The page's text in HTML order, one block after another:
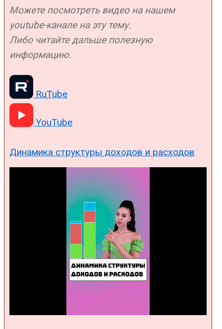
Можете посмотреть видео на нашем
youtube-канале на эту тему.
Либо читайте дальше полезную
информацию.
RuTube
YouTube
Динамика структуры доходов и расходов